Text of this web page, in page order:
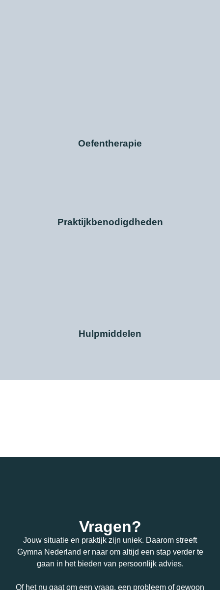
Oefentherapie
Praktijkbenodigdheden
Hulpmiddelen
Vragen?
Jouw situatie en praktijk zijn uniek. Daarom streeft
Gymna Nederland er naar om altijd een stap verder te
gaan in het bieden van persoonlijk advies.
Of het nu gaat om een vraag, een probleem of gewoon